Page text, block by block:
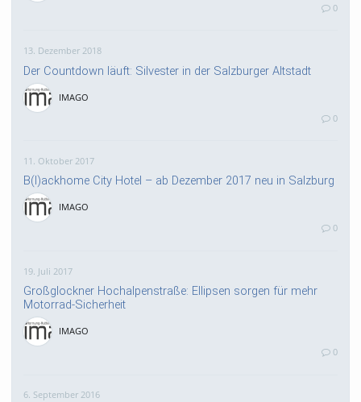
0
13. Dezember 2018
Der Countdown läuft: Silvester in der Salzburger Altstadt
IMAGO
0
11. Oktober 2017
B(l)ackhome City Hotel – ab Dezember 2017 neu in Salzburg
IMAGO
0
19. Juli 2017
Großglockner Hochalpenstraße: Ellipsen sorgen für mehr
Motorrad-Sicherheit
IMAGO
0
6. September 2016